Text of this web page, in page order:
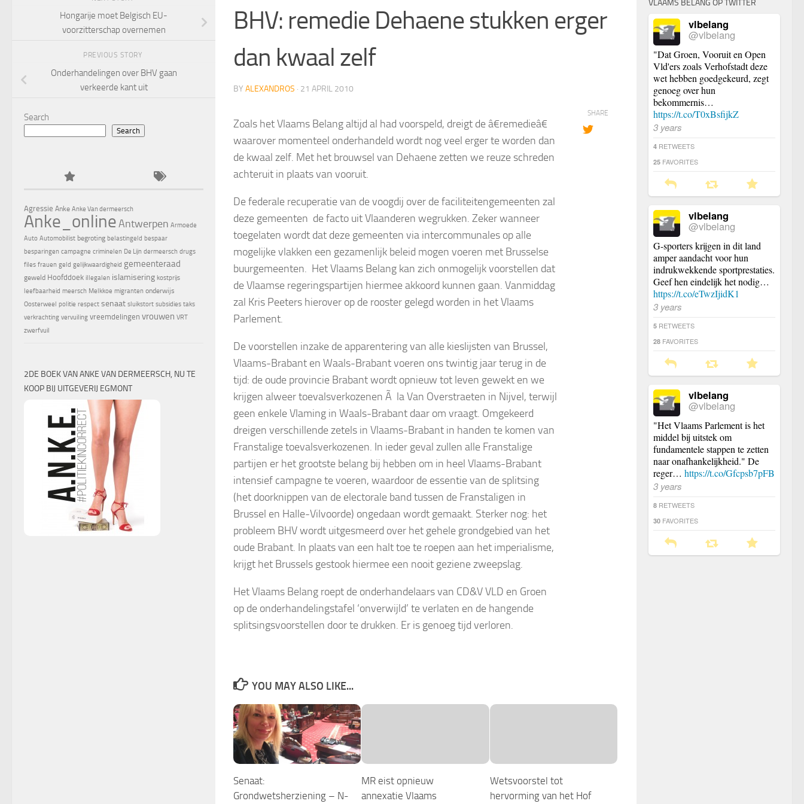
BHV: remedie Dehaene stukken erger
dan kwaal zelf
BY ALEXANDROS · 21 APRIL 2010
Zoals het Vlaams Belang altijd al had voorspeld, dreigt de â€remedieâ€
waarover momenteel onderhandeld wordt nog veel erger te worden dan
de kwaal zelf. Met het brouwsel van Dehaene zetten we reuze schreden
achteruit in plaats van vooruit.
De federale recuperatie van de voogdij over de faciliteitengemeenten zal
deze gemeenten de facto uit Vlaanderen wegrukken. Zeker wanneer
toegelaten wordt dat deze gemeenten via intercommunales op alle
mogelijke vlakken een gezamenlijk beleid mogen voeren met Brusselse
buurgemeenten. Het Vlaams Belang kan zich onmogelijk voorstellen dat
de Vlaamse regeringspartijen hiermee akkoord kunnen gaan. Vanmiddag
zal Kris Peeters hierover op de rooster gelegd worden in het Vlaams
Parlement.
De voorstellen inzake de apparentering van alle kieslijsten van Brussel,
Vlaams-Brabant en Waals-Brabant voeren ons twintig jaar terug in de
tijd: de oude provincie Brabant wordt opnieuw tot leven gewekt en we
krijgen alweer toevalsverkozenen Ã la Van Overstraeten in Nijvel, terwijl
geen enkele Vlaming in Waals-Brabant daar om vraagt. Omgekeerd
dreigen verschillende zetels in Vlaams-Brabant in handen te komen van
Franstalige toevalsverkozenen. In ieder geval zullen alle Franstalige
partijen er het grootste belang bij hebben om in heel Vlaams-Brabant
intensief campagne te voeren, waardoor de essentie van de splitsing
(het doorknippen van de electorale band tussen de Franstaligen in
Brussel en Halle-Vilvoorde) ongedaan wordt gemaakt. Sterker nog: het
probleem BHV wordt uitgesmeerd over het gehele grondgebied van het
oude Brabant. In plaats van een halt toe te roepen aan het imperialisme,
krijgt het Brussels gestook hiermee een nooit geziene zweepslag.
Het Vlaams Belang roept de onderhandelaars van CD&V VLD en Groen
op de onderhandelingstafel ‘onverwijld’ te verlaten en de hangende
splitsingsvoorstellen door te drukken. Er is genoeg tijd verloren.
SHARE
YOU MAY ALSO LIKE...
Senaat:
Grondwetsherziening – N-
MR eist opnieuw
annexatie Vlaams
Wetsvoorstel tot
hervorming van het Hof
Hongarije moet Belgisch EU-
voorzitterschap overnemen
PREVIOUS STORY
Onderhandelingen over BHV gaan
verkeerde kant uit
Search
Search
Agressie Anke Anke Van dermeersch
Anke_onlineAntwerpen Armoede
Auto Automobilist begroting belastingeld bespaar
besparingen campagne criminelen De Lijn dermeersch drugs
files frauen geld gelijkwaardigheid gemeenteraad
geweld Hoofddoek illegalen islamisering kostprijs
leefbaarheid meersch Melkkoe migranten onderwijs
Oosterweel politie respect senaat sluikstort subsidies taks
verkrachting vervuiling vreemdelingen vrouwen VRT
zwerfvuil
2DE BOEK VAN ANKE VAN DERMEERSCH, NU TE
KOOP BIJ UITGEVERIJ EGMONT
VLAAMS BELANG OP TWITTER
vlbelang
@vlbelang
"Dat Groen, Vooruit en Open
Vld'ers zoals Verhofstadt deze
wet hebben goedgekeurd, zegt
genoeg over hun
bekommernis…
https://t.co/T0xBsfijkZ
3 years
4 RETWEETS
25 FAVORITES
vlbelang
@vlbelang
G-sporters krijgen in dit land
amper aandacht voor hun
indrukwekkende sportprestaties.
Geef hen eindelijk het nodig…
https://t.co/eTwzIjidK1
3 years
5 RETWEETS
28 FAVORITES
vlbelang
@vlbelang
"Het Vlaams Parlement is het
middel bij uitstek om
fundamentele stappen te zetten
naar onafhankelijkheid." De
reger… https://t.co/Gfcpsb7pFB
3 years
8 RETWEETS
30 FAVORITES